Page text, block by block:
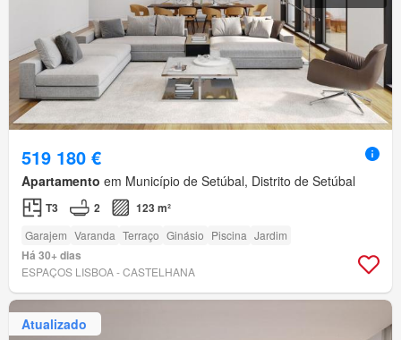
519 180 €
Apartamento em Município de Setúbal, Distrito de Setúbal
T3 2 123 m²
Garajem Varanda Terraço Ginásio Piscina Jardim
Há 30+ dias
ESPAÇOS LISBOA - CASTELHANA
Atualizado